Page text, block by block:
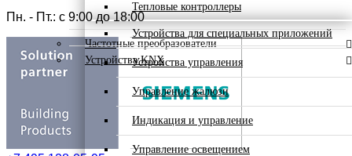
Тепловые контроллеры
Частотные преобразователи
Устройства KNX
Устройства для специальных приложений
Устройства управления
Управление жалюзи
Индикация и управление
Управление освещением
Пн. - Пт.: c 9:00 до 18:00